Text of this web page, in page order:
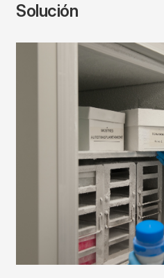
Solución